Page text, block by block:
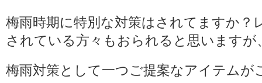
梅雨時期に特別な対策はされてますか？
されている方々もおられると思いますが
梅雨対策として一つご提案なアイテムが